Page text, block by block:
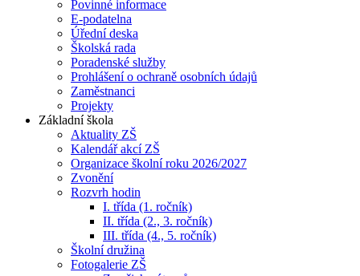
Povinné informace
E-podatelna
Úřední deska
Školská rada
Poradenské služby
Prohlášení o ochraně osobních údajů
Zaměstnanci
Projekty
Základní škola
Aktuality ZŠ
Kalendář akcí ZŠ
Organizace školní roku 2026/2027
Zvonění
Rozvrh hodin
I. třída (1. ročník)
II. třída (2., 3. ročník)
III. třída (4., 5. ročník)
Školní družina
Fotogalerie ZŠ